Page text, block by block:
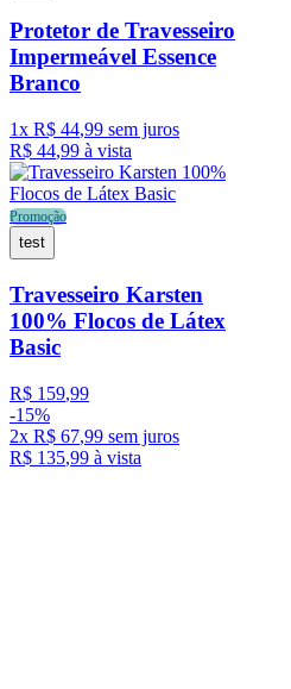
Protetor de Travesseiro
Impermeável Essence
Branco
1x R$ 44,99 sem juros
R$ 44,99 à vista
Promoção
test
Travesseiro Karsten
100% Flocos de Látex
Basic
R$ 159,99
-15%
2x R$ 67,99 sem juros
R$ 135,99 à vista